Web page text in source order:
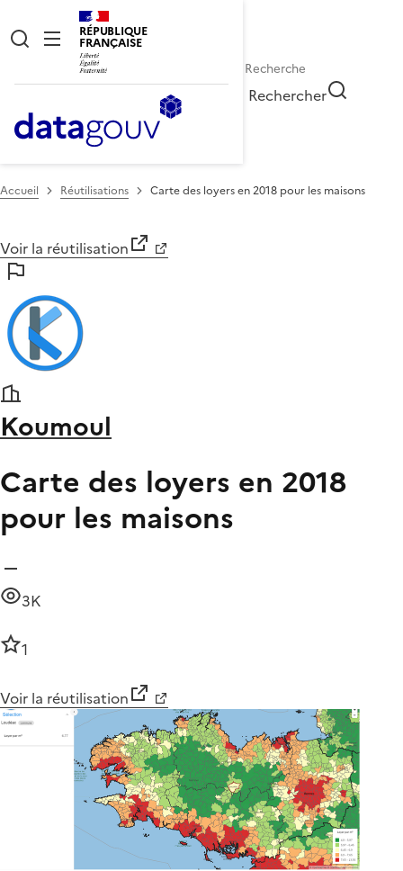
RÉPUBLIQUE
FRANÇAISE
Rechercher
Accueil Réutilisations Carte des loyers en 2018 pour les maisons
Voir la réutilisation
Koumoul
Carte des loyers en 2018
pour les maisons
3K
1
Voir la réutilisation